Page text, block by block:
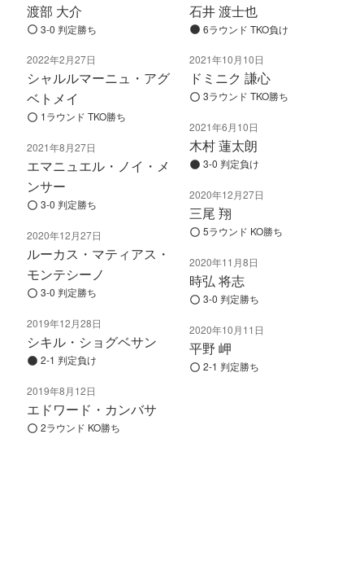
渡部 大介
3-0 判定勝ち
2022年2月27日
シャルルマーニュ・アグ
ベトメイ
1ラウンド TKO勝ち
2021年8月27日
エマニュエル・ノイ・メ
ンサー
3-0 判定勝ち
2020年12月27日
ルーカス・マティアス・
モンテシーノ
3-0 判定勝ち
2019年12月28日
シキル・ショグベサン
2-1 判定負け
2019年8月12日
エドワード・カンバサ
2ラウンド KO勝ち
石井 渡士也
6ラウンド TKO負け
2021年10月10日
ドミニク 謙心
3ラウンド TKO勝ち
2021年6月10日
木村 蓮太朗
3-0 判定負け
2020年12月27日
三尾 翔
5ラウンド KO勝ち
2020年11月8日
時弘 将志
3-0 判定勝ち
2020年10月11日
平野 岬
2-1 判定勝ち